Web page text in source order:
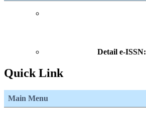
Detail e-ISSN:
Quick Link
Main Menu